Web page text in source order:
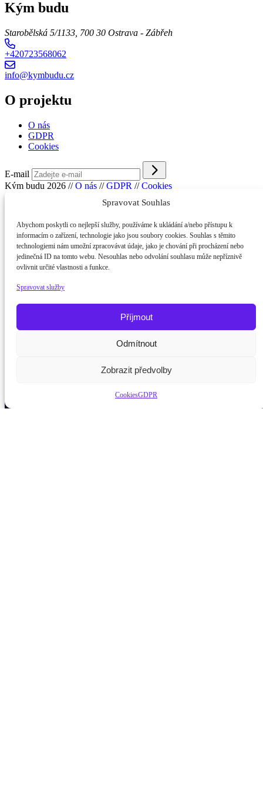
Spravovat Souhlas
Abychom poskytli co nejlepší služby, používáme k ukládání a/nebo přístupu k
informacím o zařízení, technologie jako jsou soubory cookies. Souhlas s těmito
technologiemi nám umožní zpracovávat údaje, jako je chování při procházení nebo
jedinečná ID na tomto webu. Nesouhlas nebo odvolání souhlasu může nepříznivě
ovlivnit určité vlastnosti a funkce.
Spravovat služby
Příjmout
Odmítnout
Zobrazit předvolby
CookiesGDPR
Kým budu
Starobělská 5/1133, 700 30 Ostrava - Zábřeh
+420723568062
info@kymbudu.cz
O projektu
O nás
GDPR
Cookies
E-mail
Kým budu 2026 // O nás // GDPR // Cookies
Potřebujete poradit?